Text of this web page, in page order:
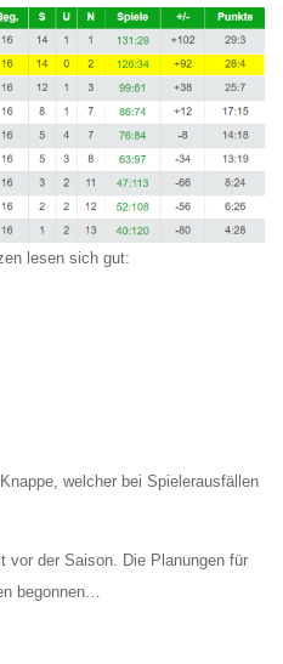
lesen sich gut:
welcher bei Spielerausfällen
vor der Saison. Die Planungen für
begonnen…